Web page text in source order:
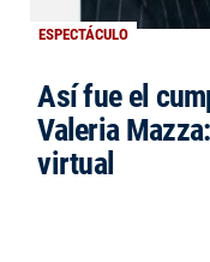
ESPECTÁCULO
Así fue el
Valeria
virtual